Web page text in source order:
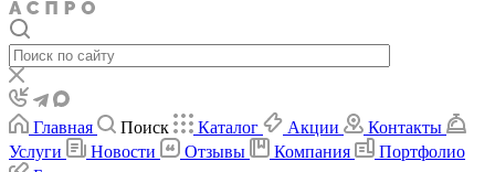
Главная Поиск Каталог Акции
Контакты
Услуги
Новости Отзывы Компания
Портфолио